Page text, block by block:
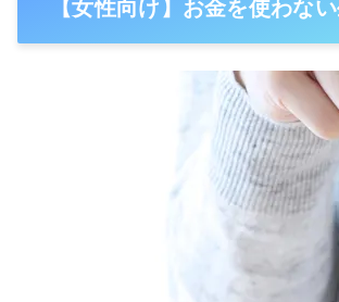
【女性向け】お金を使わな